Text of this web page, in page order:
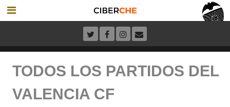
TODOS LOS PARTIDOS DEL
VALENCIA CF